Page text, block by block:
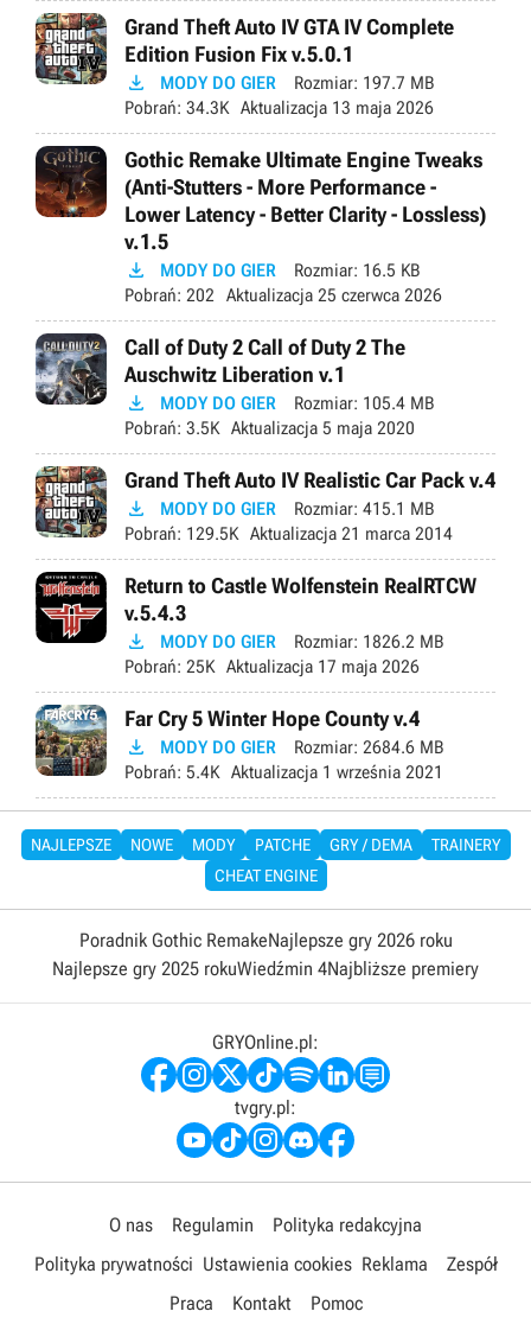
Grand Theft Auto IV GTA IV Complete
Edition Fusion Fix v.5.0.1
 MODY DO GIER Rozmiar: 197.7 MB
Pobrań: 34.3K Aktualizacja 13 maja 2026
Gothic Remake Ultimate Engine Tweaks
(Anti-Stutters - More Performance -
Lower Latency - Better Clarity - Lossless)
v.1.5
 MODY DO GIER Rozmiar: 16.5 KB
Pobrań: 202 Aktualizacja 25 czerwca 2026
Call of Duty 2 Call of Duty 2 The
Auschwitz Liberation v.1
 MODY DO GIER Rozmiar: 105.4 MB
Pobrań: 3.5K Aktualizacja 5 maja 2020
Grand Theft Auto IV Realistic Car Pack v.4
 MODY DO GIER Rozmiar: 415.1 MB
Pobrań: 129.5K Aktualizacja 21 marca 2014
Return to Castle Wolfenstein RealRTCW
v.5.4.3
 MODY DO GIER Rozmiar: 1826.2 MB
Pobrań: 25K Aktualizacja 17 maja 2026
Far Cry 5 Winter Hope County v.4
 MODY DO GIER Rozmiar: 2684.6 MB
Pobrań: 5.4K Aktualizacja 1 września 2021
NAJLEPSZE NOWE MODY PATCHE GRY / DEMA
TRAINERY
CHEAT ENGINE
Poradnik Gothic RemakeNajlepsze gry 2026 roku
Najlepsze gry 2025 rokuWiedźmin 4Najbliższe premiery
GRYOnline.pl:
tvgry.pl:
O nas Regulamin
Polityka redakcyjna
Polityka prywatności Ustawienia cookies Reklama
Zespół
Praca
Kontakt Pomoc